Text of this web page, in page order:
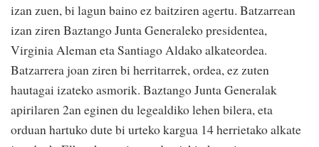
izan zuen, bi lagun baino ez baitziren agertu. Batzarrean
izan ziren Baztango Junta Generaleko presidentea,
Virginia Aleman eta Santiago Aldako alkateordea.
Batzarrera joan ziren bi herritarrek, ordea, ez zuten
hautagai izateko asmorik. Baztango Junta Generalak
apirilaren 2an eginen du legealdiko lehen bilera, eta
orduan hartuko dute bi urteko kargua 14 herrietako alkate